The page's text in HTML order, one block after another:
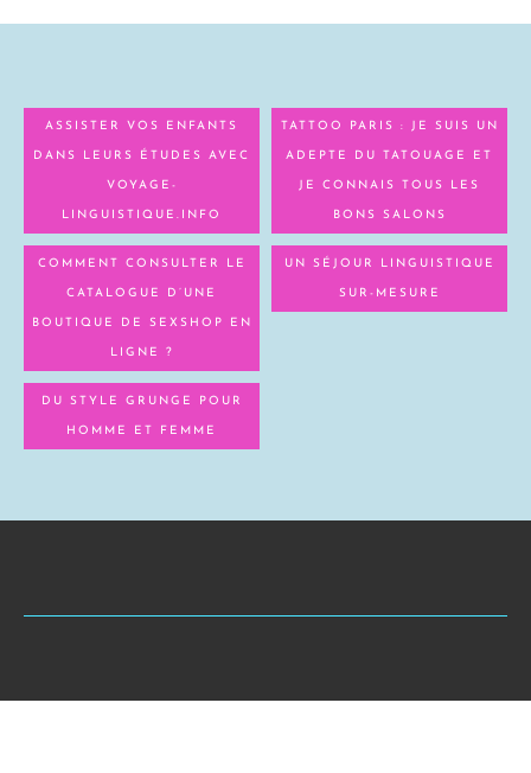
ASSISTER VOS ENFANTS
DANS LEURS ÉTUDES AVEC
VOYAGE-
LINGUISTIQUE.INFO
TATTOO PARIS : JE SUIS UN
ADEPTE DU TATOUAGE ET
JE CONNAIS TOUS LES
BONS SALONS
COMMENT CONSULTER LE
CATALOGUE D’UNE
BOUTIQUE DE SEXSHOP EN
LIGNE ?
UN SÉJOUR LINGUISTIQUE
SUR-MESURE
DU STYLE GRUNGE POUR
HOMME ET FEMME